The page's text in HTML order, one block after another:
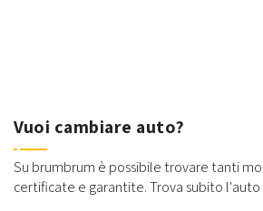
Vuoi cambiare auto?
Su brumbrum è possibile trovare tanti
certificate e garantite. Trova subito